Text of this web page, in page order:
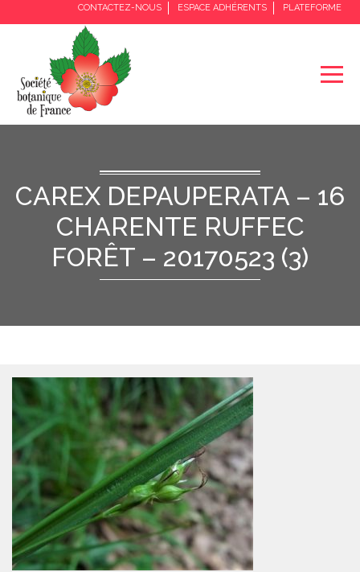
CONTACTEZ-NOUS ESPACE ADHÉRENTS PLATEFORME
CAREX DEPAUPERATA – 16
CHARENTE RUFFEC
FORÊT – 20170523 (3)